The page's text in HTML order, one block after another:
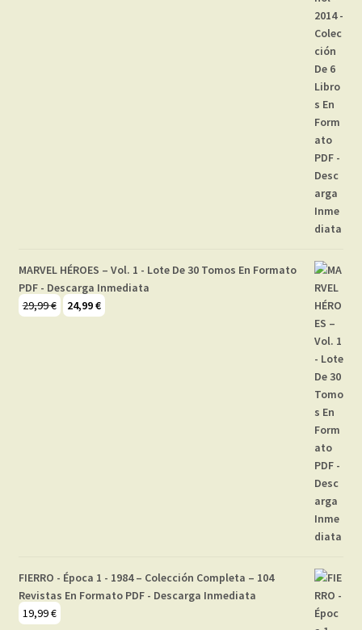
MARVEL HÉROES – Vol. 1 - Lote De 30 Tomos En Formato
PDF - Descarga Inmediata
29,99€
El24,99€
FIERRO - Época 1 - 1984 – Colección Completa – 104
Revistas En Formato PDF - Descarga Inmediata
19,99€